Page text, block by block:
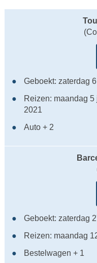
Geboekt: zaterdag
Reizen: maandag
2021
Auto + 2
Geboekt: zaterdag
Reizen: maandag
Bestelwagen + 1